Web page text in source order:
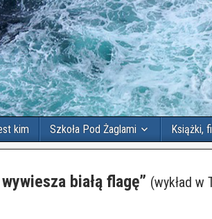
kim Szkoła Pod Żaglami Książki,
białą flagę” (wykład w